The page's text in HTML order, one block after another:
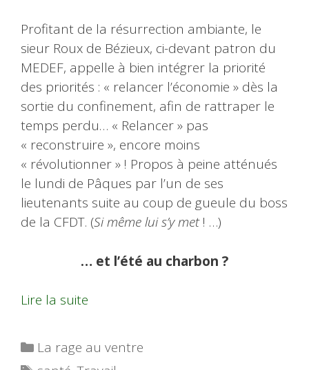
Profitant de la résurrection ambiante, le
sieur Roux de Bézieux, ci-devant patron du
MEDEF, appelle à bien intégrer la priorité
des priorités : « relancer l’économie » dès la
sortie du confinement, afin de rattraper le
temps perdu… « Relancer » pas
« reconstruire », encore moins
« révolutionner » ! Propos à peine atténués
le lundi de Pâques par l’un de ses
lieutenants suite au coup de gueule du boss
de la CFDT. (Si même lui s’y met! …)
… et l’été au charbon ?
Lire la suite
Catégories
La rage au ventre